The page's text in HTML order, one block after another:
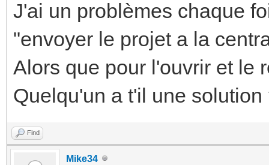
J'ai un problèmes chaque
"envoyer le projet a la
Alors que pour l'ouvrir et le
Quelqu'un a t'il une solution
Find
Mike34